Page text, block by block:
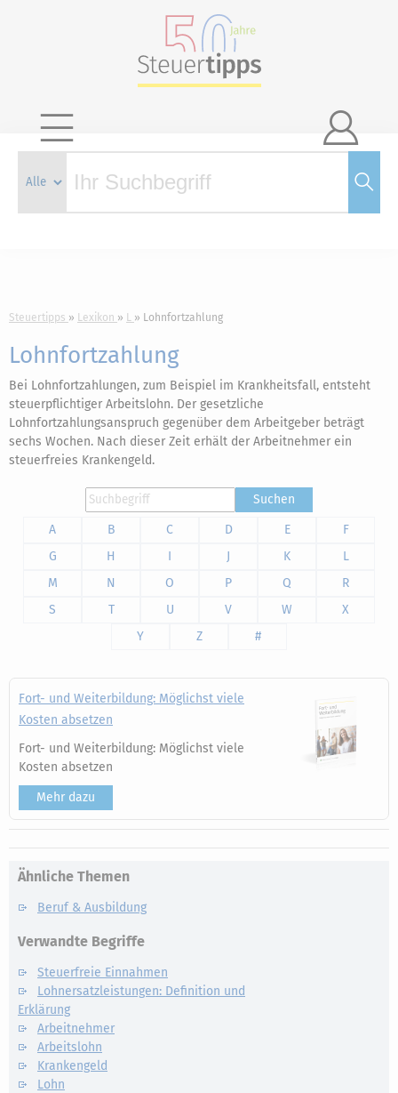

Steuertipps Lexikon L Lohnfortzahlung
Lohnfortzahlung
Bei Lohnfortzahlungen, zum Beispiel im Krankheitsfall, entsteht
steuerpflichtiger Arbeitslohn. Der gesetzliche
Lohnfortzahlungsanspruch gegenüber dem Arbeitgeber beträgt
sechs Wochen. Nach dieser Zeit erhält der Arbeitnehmer ein
steuerfreies Krankengeld.
Suchen
A
B C D E
F
G
H I J K
L
M
N O P Q
R
S
T U V W
X
Y
Z #
Fort- und Weiterbildung: Möglichst viele
Kosten absetzen
Fort- und Weiterbildung: Möglichst viele
Kosten absetzen
Mehr dazu
Ähnliche Themen
Beruf & Ausbildung
Verwandte Begriffe
Steuerfreie Einnahmen
Lohnersatzleistungen: Definition und
Erklärung
Arbeitnehmer
Arbeitslohn
Krankengeld
Lohn